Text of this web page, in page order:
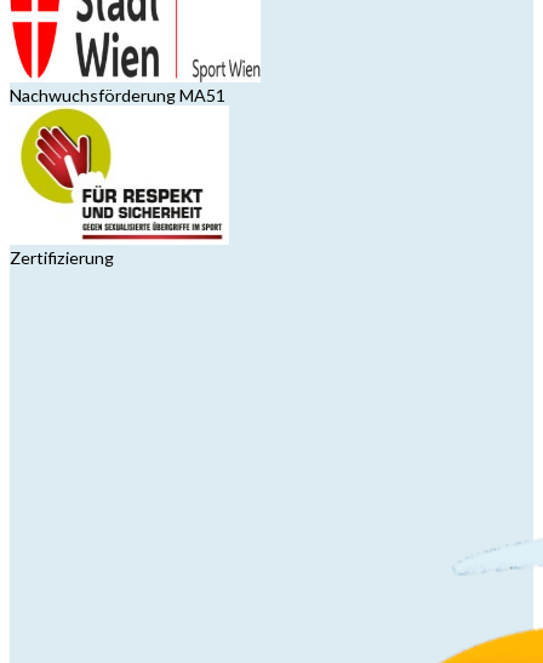
Nachwuchsförderung MA51
Zertifizierung